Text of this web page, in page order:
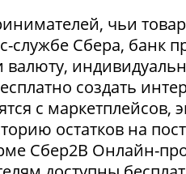
чьи
Сбера, банк
создать
с маркетплейсов,
остатков на
Сбер2В Онлайн-